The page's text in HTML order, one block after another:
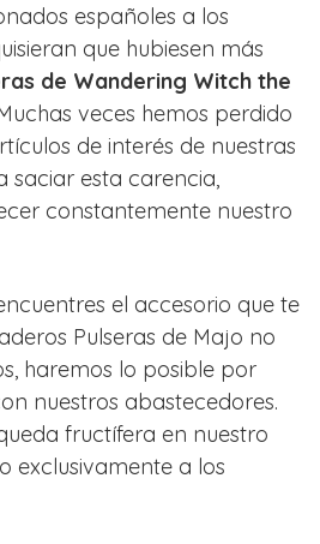
españoles a los
que hubiesen más
de Wandering Witch the
veces hemos perdido
de interés de nuestras
saciar esta carencia,
constantemente nuestro
el accesorio que te
Pulseras de Majo no
haremos lo posible por
nuestros abastecedores.
fructífera en nuestro
exclusivamente a los